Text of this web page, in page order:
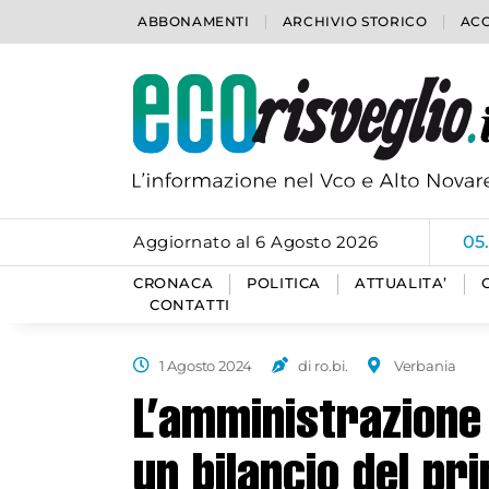
ABBONAMENTI ARCHIVIO STORICO
Aggiornato al 6 Agosto 2026
CRONACA POLITICA ATTUALITA’
CONTATTI
1 Agosto 2024 di ro.bi. Verbania